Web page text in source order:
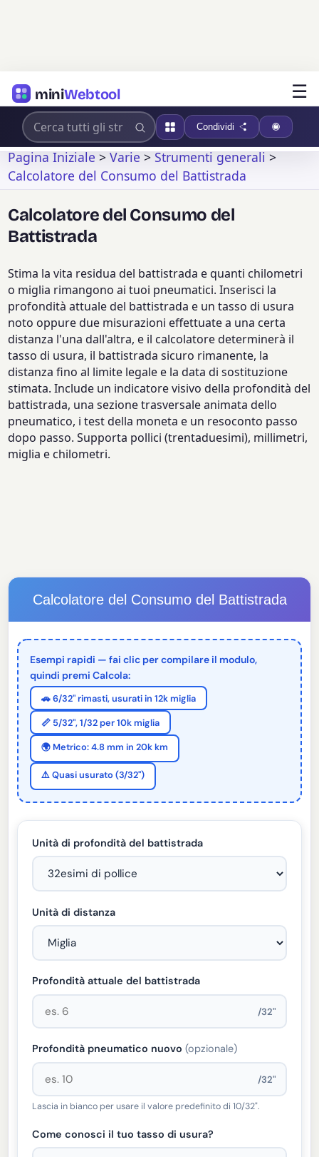
miniWebtool ☰
Condividi
Pagina Iniziale>Varie>Strumenti generali>
Calcolatore del Consumo del Battistrada
Calcolatore del Consumo del
Battistrada
Stima la vita residua del battistrada e quanti chilometri
o miglia rimangono ai tuoi pneumatici. Inserisci la
profondità attuale del battistrada e un tasso di usura
noto oppure due misurazioni effettuate a una certa
distanza l'una dall'altra, e il calcolatore determinerà il
tasso di usura, il battistrada sicuro rimanente, la
distanza fino al limite legale e la data di sostituzione
stimata. Include un indicatore visivo della profondità del
battistrada, una sezione trasversale animata dello
pneumatico, i test della moneta e un resoconto passo
dopo passo. Supporta pollici (trentaduesimi), millimetri,
miglia e chilometri.
Calcolatore del Consumo del Battistrada
Esempi rapidi — fai clic per compilare il modulo,
quindi premi Calcola:
🚗 6/32" rimasti, usurati in 12k miglia
📏 5/32", 1/32 per 10k miglia
🌍 Metrico: 4.8 mm in 20k km
⚠️ Quasi usurato (3/32")
Unità di profondità del battistrada
Unità di distanza
Profondità attuale del battistrada
/32"
Profondità pneumatico nuovo(opzionale)
/32"
Lascia in bianco per usare il valore predefinito di 10/32".
Come conosci il tuo tasso di usura?